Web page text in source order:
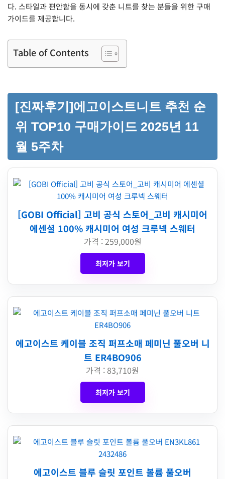
다. 스타일과 편안함을 동시에 갖춘 니트를 찾는 분들을 위한 구매
가이드를 제공합니다.
Table of Contents
[진짜후기]에고이스트니트 추천 순
위 TOP10 구매가이드 2025년 11
월 5주차
[GOBI Official] 고비 공식 스토어_고비 캐시미어
에센셜 100% 캐시미어 여성 크루넥 스웨터
가격 : 259,000원
최저가 보기
에고이스트 케이블 조직 퍼프소매 페미닌 풀오버 니
트 ER4BO906
가격 : 83,710원
최저가 보기
에고이스트 블루 슬릿 포인트 볼륨 풀오버